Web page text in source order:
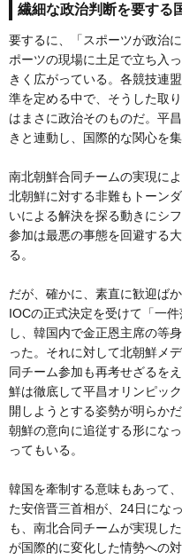
繊細な政治判断を要する
要するに、「スポーツが政治
ポーツの現場に土足で立ち入
きく広がっている。各競技連
準を定める中で、そうした取
はまさに政治そのものだ。平
きと連動し、国際的な関心を
南北朝鮮合同チームの実現に
北朝鮮に対する非難もトーン
いによる解決を探る動きにシ
参加は最悪の事態を回避する
る。
だが、確かに、素直に歓迎ば
IOCの正式決定を受けて「一
し、韓国内で金正恩主席の等
った。それに対して北朝鮮メ
同チーム参加も再考せざるを
鮮は徹底して平昌オリンピッ
開しようとする姿勢が明らか
朝鮮の意向に追従する形にな
ってもいる。
韓国を牽制する意味もあって
た安倍晋三首相が、24日にな
も、南北合同チームが実現し
が国際的に変化した情勢への